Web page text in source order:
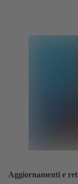
Aggiornamenti e